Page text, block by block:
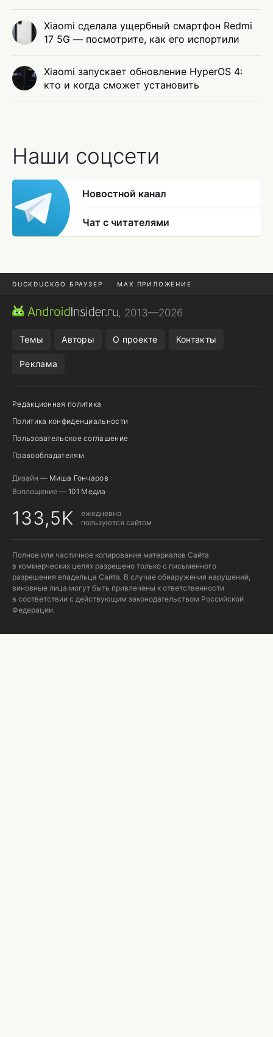
Xiaomi сделала ущербный смартфон Redmi
17 5G — посмотрите, как его испортили
Xiaomi запускает обновление HyperOS 4:
кто и когда сможет установить
Наши соцсети
Новостной канал
Чат с читателями
DUCKDUCKGO БРАУЗЕР MAX ПРИЛОЖЕНИЕ
ПРИЛОЖЕНИЯ ANDROID
, 2013—2026
Темы Авторы О проекте Контакты
Реклама
Редакционная политика
Политика конфиденциальности
Пользовательское соглашение
Правообладателям
Дизайн — Миша Гончаров
Воплощение — 101 Медиа
133,5K
ежедневно
пользуются сайтом
Полное или частичное копирование материалов Сайта
в коммерческих целях разрешено только с письменного
разрешения владельца Сайта. В случае обнаружения нарушений,
виновные лица могут быть привлечены к ответственности
в соответствии с действующим законодательством Российской
Федерации.